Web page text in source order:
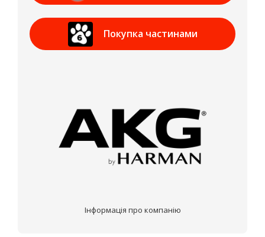
Приват Банк
Покупка частинами
Інформація про компанію